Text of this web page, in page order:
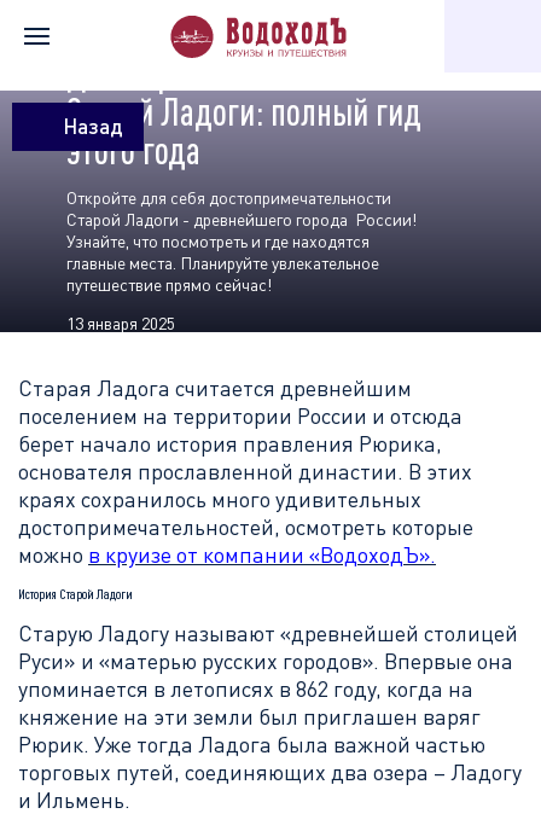
Главная Статьи в блоге Достопримечательности Старой
Назад
Достопримечательности
Старой Ладоги: полный гид
этого года
Откройте для себя достопримечательности
Старой Ладоги - древнейшего города России!
Узнайте, что посмотреть и где находятся
главные места. Планируйте увлекательное
путешествие прямо сейчас!
13 января 2025
Старая Ладога считается древнейшим
поселением на территории России и отсюда
берет начало история правления Рюрика,
основателя прославленной династии. В этих
краях сохранилось много удивительных
достопримечательностей, осмотреть которые
можно в круизе от компании «ВодоходЪ».
История Старой Ладоги
Старую Ладогу называют «древнейшей столицей
Руси» и «матерью русских городов». Впервые она
упоминается в летописях в 862 году, когда на
княжение на эти земли был приглашен варяг
Рюрик. Уже тогда Ладога была важной частью
торговых путей, соединяющих два озера – Ладогу
и Ильмень.